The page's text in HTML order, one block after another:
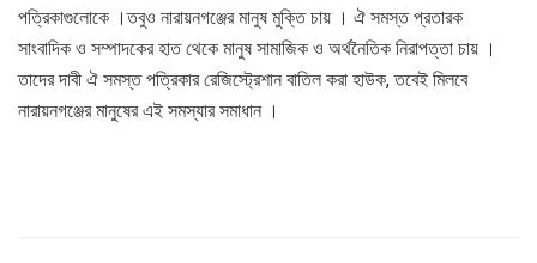
পত্রিকাগুলোকে ।তবুও নারায়নগঞ্জের মানুষ মুক্তি চায় । ঐ সমস্ত প্রতারক
সাংবাদিক ও সম্পাদকের হাত থেকে মানুষ সামাজিক ও অর্থনৈতিক নিরাপত্তা চায় ।
তাদের দাবী ঐ সমস্ত পত্রিকার রেজিস্ট্রেশান বাতিল করা হাউক, তবেই মিলবে
নারায়নগঞ্জের মানুষের এই সমস্যার সমাধান ।